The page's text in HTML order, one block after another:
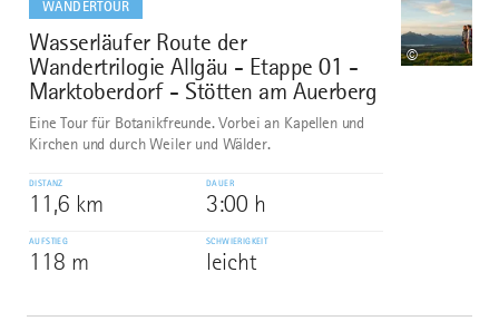
WANDERTOUR
8
Wasserläufer Route der
Wandertrilogie Allgäu - Etappe 01 -
Marktoberdorf - Stötten am Auerberg
©
Eine Tour für Botanikfreunde. Vorbei an Kapellen und
Kirchen und durch Weiler und Wälder.
DISTANZ
11,6 km
DAUER
3:00 h
AUFSTIEG
118 m
SCHWIERIGKEIT
leicht